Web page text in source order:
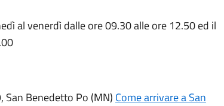
al venerdì dalle ore 09.30 alle ore 12.50 ed il
San Benedetto Po (MN) Come arrivare a San